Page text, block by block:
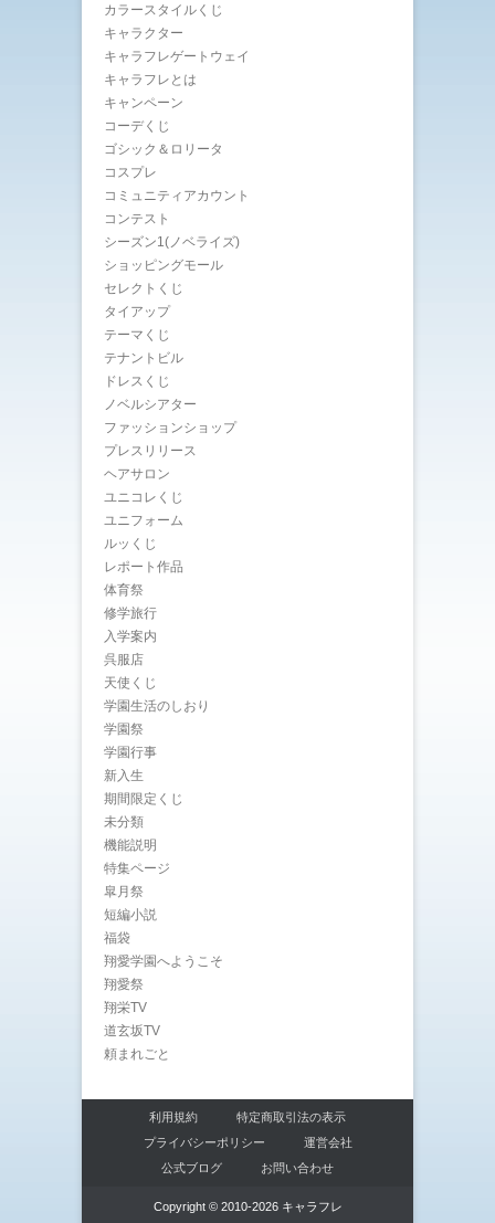
カラースタイルくじ
キャラクター
キャラフレゲートウェイ
キャラフレとは
キャンペーン
コーデくじ
ゴシック＆ロリータ
コスプレ
コミュニティアカウント
コンテスト
シーズン1(ノベライズ)
ショッピングモール
セレクトくじ
タイアップ
テーマくじ
テナントビル
ドレスくじ
ノベルシアター
ファッションショップ
プレスリリース
ヘアサロン
ユニコレくじ
ユニフォーム
ルッくじ
レポート作品
体育祭
修学旅行
入学案内
呉服店
天使くじ
学園生活のしおり
学園祭
学園行事
新入生
期間限定くじ
未分類
機能説明
特集ページ
皐月祭
短編小説
福袋
翔愛学園へようこそ
翔愛祭
翔栄TV
道玄坂TV
頼まれごと
利用規約
特定商取引法の表示
プライバシーポリシー
運営会社
公式ブログ
お問い合わせ
Copyright © 2010-2026 キャラフレ